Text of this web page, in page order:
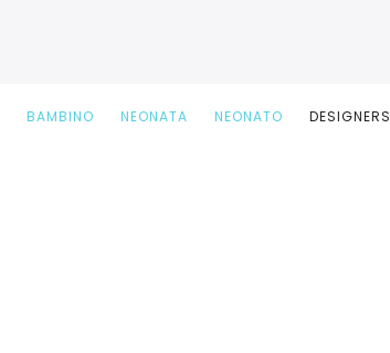
BAMBINO NEONATA NEONATO DESIGNERS